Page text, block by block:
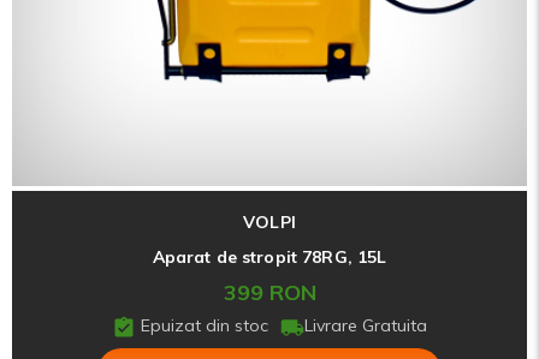
VOLPI
Aparat de stropit 78RG, 15L
399 RON
Epuizat din stoc Livrare Gratuita